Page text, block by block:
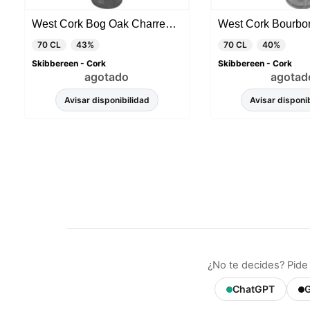
West Cork Bog Oak Charred Cask Glengarrif Series
70 CL
43%
Skibbereen - Cork
agotado
Avisar disponibilidad
70 CL
40%
Skibbereen - Cork
Avisar
¿No te decides?
ChatGPT
para
carrito